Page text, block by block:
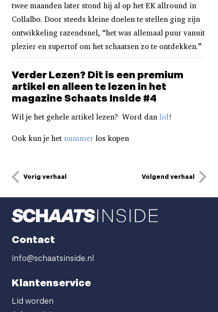
twee maanden later stond hij al op het EK allround in
Collalbo. Door steeds kleine doelen te stellen ging zijn
ontwikkeling razendsnel, “het was allemaal puur vanuit
plezier en supertof om het schaatsen zo te ontdekken.”
Verder Lezen? Dit is een premium
artikel en alleen te lezen in het
magazine Schaats Inside #4
Wil je het gehele artikel lezen? Word dan lid!
Ook kun je het nummer los kopen
Vorig verhaal Volgend verhaal
Contact
info@schaatsinside.nl
Klantenservice
Lid worden